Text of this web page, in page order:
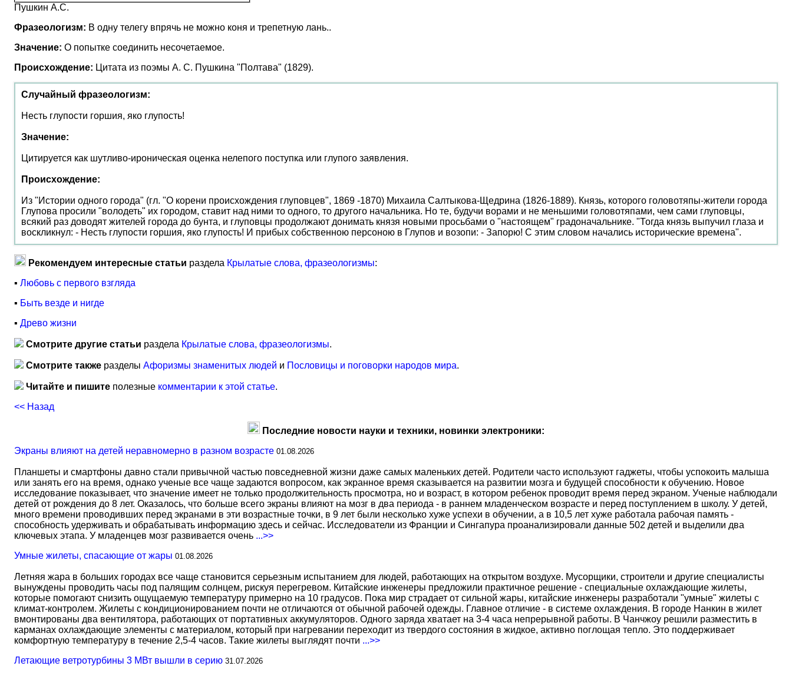
Пушкин А.С.
Фразеологизм: В одну телегу впрячь не можно коня и трепетную лань..
Значение: О попытке соединить несочетаемое.
Происхождение: Цитата из поэмы А. С. Пушкина "Полтава" (1829).
Случайный фразеологизм:
Несть глупости горшия, яко глупость!
Значение:
Цитируется как шутливо-ироническая оценка нелепого поступка или глупого заявления.
Происхождение:
Из "Истории одного города" (гл. "О корени происхождения глуповцев", 1869 -1870) Михаила Салтыкова-Щедрина (1826-1889). Князь, которого головотяпы-жители города
Глупова просили "володеть" их городом, ставит над ними то одного, то другого начальника. Но те, будучи ворами и не меньшими головотяпами, чем сами глуповцы,
всякий раз доводят жителей города до бунта, и глуповцы продолжают донимать князя новыми просьбами о "настоящем" градоначальнике. "Тогда князь выпучил глаза и
воскликнул: - Несть глупости горшия, яко глупость! И прибых собственною персоною в Глупов и возопи: - Запорю! С этим словом начались исторические времена".
Рекомендуем интересные статьи раздела Крылатые слова, фразеологизмы:
▪ Любовь с первого взгляда
▪ Быть везде и нигде
▪ Древо жизни
Смотрите другие статьи раздела Крылатые слова, фразеологизмы.
Смотрите также разделы Афоризмы знаменитых людей и Пословицы и поговорки народов мира.
Читайте и пишите полезные комментарии к этой статье.
<< Назад
Последние новости науки и техники, новинки электроники:
Экраны влияют на детей неравномерно в разном возрасте 01.08.2026
Планшеты и смартфоны давно стали привычной частью повседневной жизни даже самых маленьких детей. Родители часто используют гаджеты, чтобы успокоить малыша
или занять его на время, однако ученые все чаще задаются вопросом, как экранное время сказывается на развитии мозга и будущей способности к обучению. Новое
исследование показывает, что значение имеет не только продолжительность просмотра, но и возраст, в котором ребенок проводит время перед экраном. Ученые наблюдали
детей от рождения до 8 лет. Оказалось, что больше всего экраны влияют на мозг в два периода - в раннем младенческом возрасте и перед поступлением в школу. У детей,
много времени проводивших перед экранами в эти возрастные точки, в 9 лет были несколько хуже успехи в обучении, а в 10,5 лет хуже работала рабочая память -
способность удерживать и обрабатывать информацию здесь и сейчас. Исследователи из Франции и Сингапура проанализировали данные 502 детей и выделили два
ключевых этапа. У младенцев мозг развивается очень ...>>
Умные жилеты, спасающие от жары 01.08.2026
Летняя жара в больших городах все чаще становится серьезным испытанием для людей, работающих на открытом воздухе. Мусорщики, строители и другие специалисты
вынуждены проводить часы под палящим солнцем, рискуя перегревом. Китайские инженеры предложили практичное решение - специальные охлаждающие жилеты,
которые помогают снизить ощущаемую температуру примерно на 10 градусов. Пока мир страдает от сильной жары, китайские инженеры разработали "умные" жилеты с
климат-контролем. Жилеты с кондиционированием почти не отличаются от обычной рабочей одежды. Главное отличие - в системе охлаждения. В городе Нанкин в жилет
вмонтированы два вентилятора, работающих от портативных аккумуляторов. Одного заряда хватает на 3-4 часа непрерывной работы. В Чанчжоу решили разместить в
карманах охлаждающие элементы с материалом, который при нагревании переходит из твердого состояния в жидкое, активно поглощая тепло. Это поддерживает
комфортную температуру в течение 2,5-4 часов. Такие жилеты выглядят почти ...>>
Летающие ветротурбины 3 МВт вышли в серию 31.07.2026